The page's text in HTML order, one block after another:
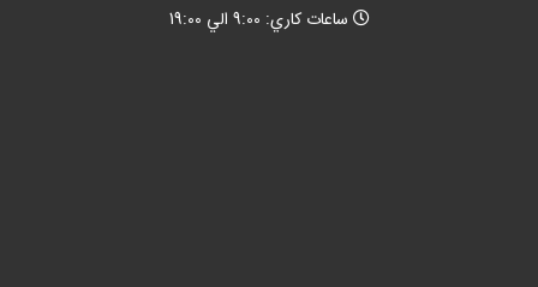
ساعات کاري: 9:00 الي 19:00